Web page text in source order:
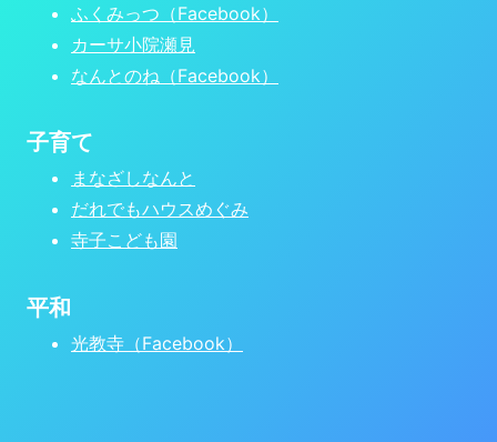
ふくみっつ（Facebook）
カーサ小院瀬見
なんとのね（Facebook）
子育て
まなざしなんと
だれでもハウスめぐみ
寺子こども園
平和
光教寺（Facebook）